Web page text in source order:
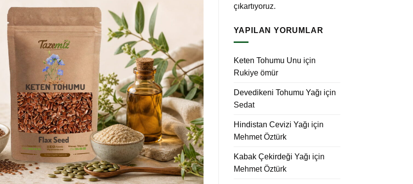
çıkartıyoruz.
YAPILAN YORUMLAR
Keten Tohumu Unu için
Rukiye ömür
Devedikeni Tohumu Yağı için
Sedat
Hindistan Cevizi Yağı için
Mehmet Öztürk
Kabak Çekirdeği Yağı için
Mehmet Öztürk